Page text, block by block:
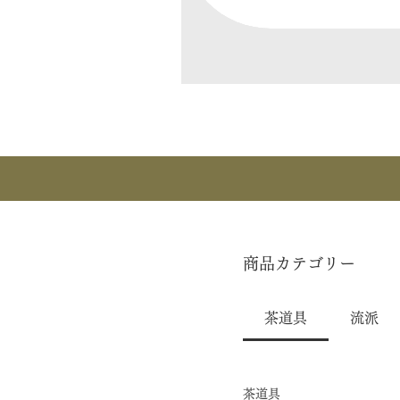
商品カテゴリー
茶道具 流派
茶道具